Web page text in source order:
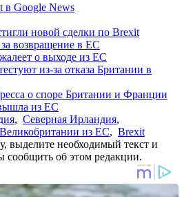
в Google News
новой сделки по Brexit
возвращение в ЕС
о выходе из ЕС
из-за отказа Британии в
о споре Британии и Франции
из ЕС
, Северная Ирландия,
из ЕС, Brexit
выделите необходимый текст и
сообщить об этом редакции.